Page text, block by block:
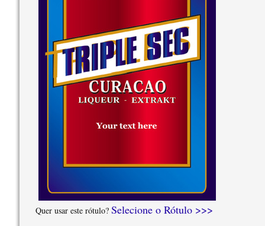
Quer usar este rótulo? Selecione o Rótulo >>>